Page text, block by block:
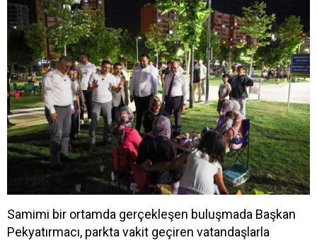
Samimi bir ortamda gerçekleşen buluşmada Başkan
Pekyatırmacı, parkta vakit geçiren vatandaşlarla